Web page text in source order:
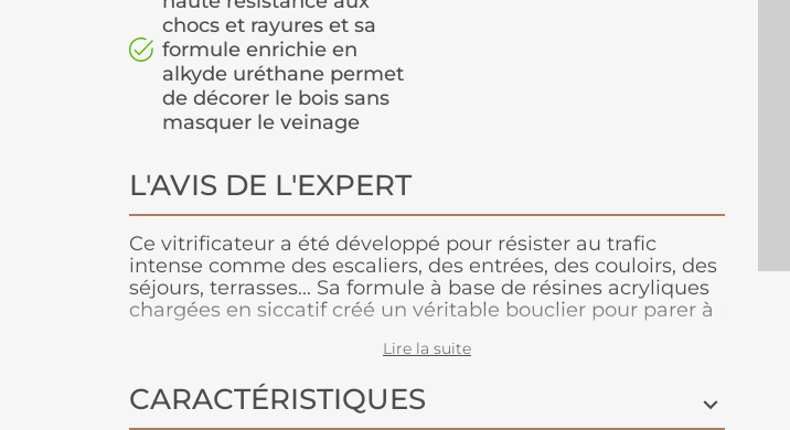
chocs et rayures et sa
formule enrichie en
alkyde uréthane permet
de décorer le bois sans
masquer le veinage
L'AVIS DE L'EXPERT
Ce vitrificateur a été développé pour résister au trafic
intense comme des escaliers, des entrées, des couloirs, des
séjours, terrasses... Sa formule à base de résines acryliques
chargées en siccatif créé un véritable bouclier pour parer à
parquet. Il est certifié éco label, son impact est plus
odeur, il s'applique et s'entretient facilement.
Lire la suite
CARACTÉRISTIQUES